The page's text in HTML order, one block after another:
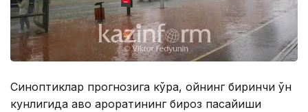
Синоптиклар прогнозига кўра, ойнинг биринчи ўн
кунлигида ҳаво ҳароратининг бироз пасайиши